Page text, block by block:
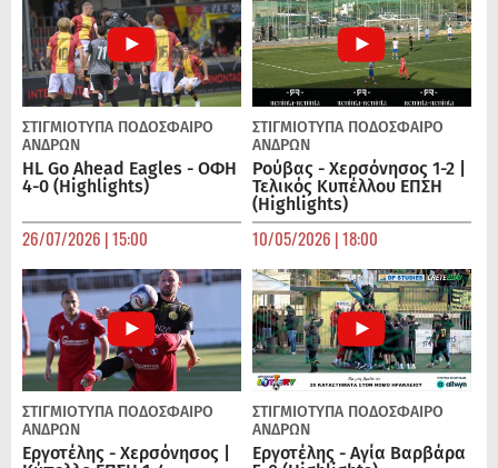
ΣΤΙΓΜΙΟΤΥΠΑ ΠΟΔΌΣΦΑΙΡΟ
ΑΝΔΡΏΝ
HL Go Ahead Eagles - ΟΦΗ
4-0 (Highlights)
26/07/2026 | 15:00
ΣΤΙΓΜΙΟΤΥΠΑ ΠΟΔΌΣΦΑΙΡΟ
ΑΝΔΡΏΝ
Ρούβας - Χερσόνησος 1-2 |
Τελικός Κυπέλλου ΕΠΣΗ
(Highlights)
10/05/2026 | 18:00
ΣΤΙΓΜΙΟΤΥΠΑ ΠΟΔΌΣΦΑΙΡΟ
ΑΝΔΡΏΝ
Εργοτέλης - Χερσόνησος |
ΣΤΙΓΜΙΟΤΥΠΑ ΠΟΔΌΣΦΑΙΡΟ
ΑΝΔΡΏΝ
Εργοτέλης - Αγία Βαρβάρα